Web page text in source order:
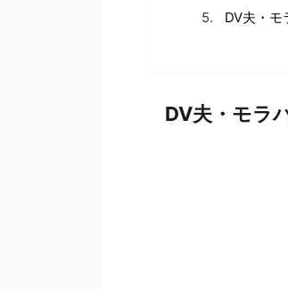
DV夫・モ
DV夫・モラ